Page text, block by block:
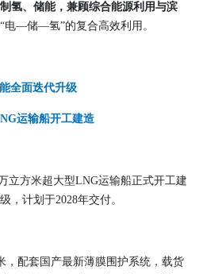
氢、储能，兼顾综合能源利用与滨
电—储—氢”的复合高效利用。
全面迭代升级
运输船开工建造
方米超大型LNG运输船正式开工建
，计划于2028年交付。
配套国产最新薄膜围护系统，载货